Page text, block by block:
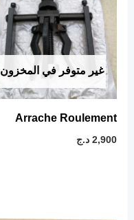
غير متوفر في المخزون
Arrache Roulement
2,900 د.ج